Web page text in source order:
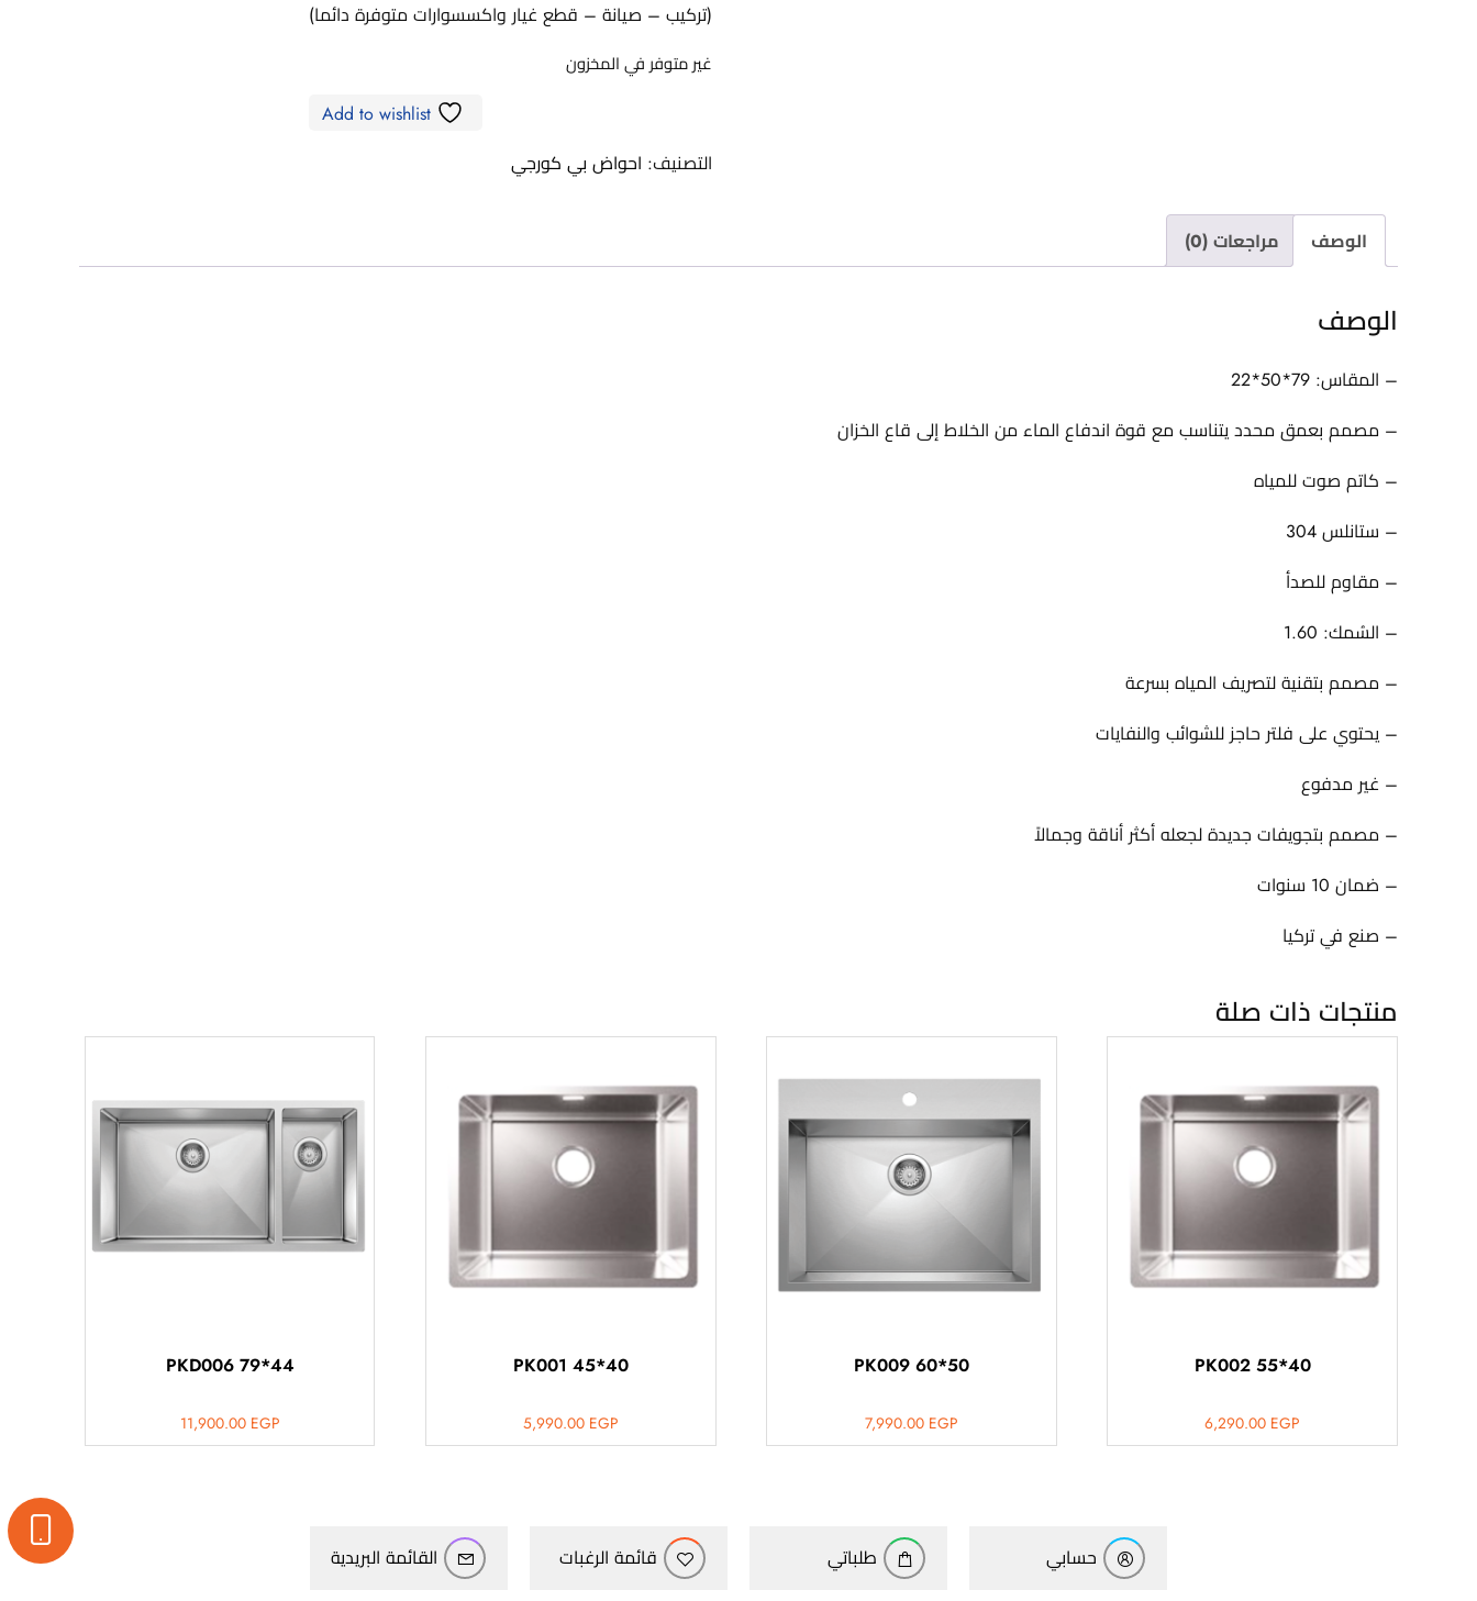
(تركيب – صيانة – قطع غيار واكسسوارات متوفرة دائما)
غير متوفر في المخزون
Add to wishlist
التصنيف: احواض بي كورجي
الوصف مراجعات (0)
الوصف
– المقاس: 79*50*22
– مصمم بعمق محدد يتناسب مع قوة اندفاع الماء من الخلاط إلى قاع الخزان
– كاتم صوت للمياه
– ستانلس 304
– مقاوم للصدأ
– السُمك: 1.60
– مصمم بتقنية لتصريف المياه بسرعة
– يحتوي على فلتر حاجز للشوائب والنفايات
– غير مدفوع
– مصمم بتجويفات جديدة لجعله أكثر أناقة وجمالاً
– ضمان 10 سنوات
– صنع في تركيا
منتجات ذات صلة
PK002 55*40
6,290.00 EGP
PK009 60*50
7,990.00 EGP
PK001 45*40
5,990.00 EGP
PKD006 79*44
11,900.00 EGP
حسابي طلباتي قائمة الرغبات القائمة البريدية